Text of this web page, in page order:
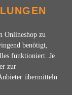
ÄNDERN
Onlineshop zu
benötigt,
funktioniert. Je
zur
übermitteln